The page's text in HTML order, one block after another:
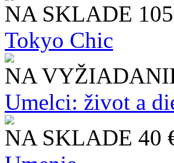
NA SKLADE
Tokyo Chic
NA
Umelci: život a
NA SKLADE 40